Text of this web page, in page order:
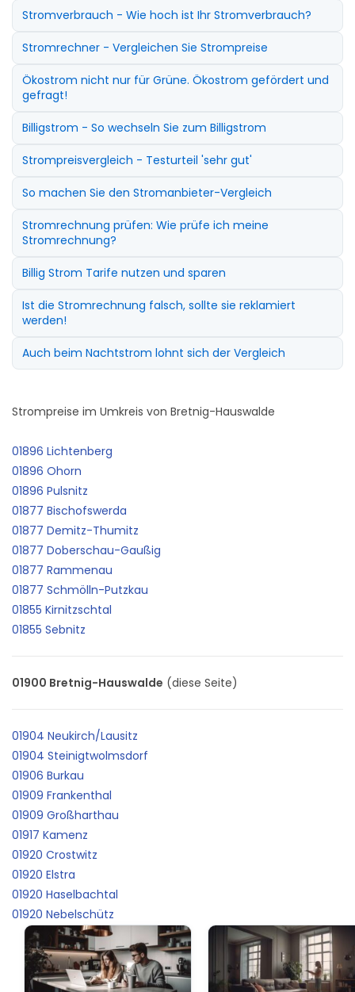
Stromverbrauch - Wie hoch ist Ihr Stromverbrauch?
Stromrechner - Vergleichen Sie Strompreise
Ökostrom nicht nur für Grüne. Ökostrom gefördert und
gefragt!
Billigstrom - So wechseln Sie zum Billigstrom
Strompreisvergleich - Testurteil 'sehr gut'
So machen Sie den Stromanbieter-Vergleich
Stromrechnung prüfen: Wie prüfe ich meine
Stromrechnung?
Billig Strom Tarife nutzen und sparen
Ist die Stromrechnung falsch, sollte sie reklamiert
werden!
Auch beim Nachtstrom lohnt sich der Vergleich
Strompreise im Umkreis von Bretnig-Hauswalde
01896 Lichtenberg
01896 Ohorn
01896 Pulsnitz
01877 Bischofswerda
01877 Demitz-Thumitz
01877 Doberschau-Gaußig
01877 Rammenau
01877 Schmölln-Putzkau
01855 Kirnitzschtal
01855 Sebnitz
01900 Bretnig-Hauswalde (diese Seite)
01904 Neukirch/Lausitz
01904 Steinigtwolmsdorf
01906 Burkau
01909 Frankenthal
01909 Großharthau
01917 Kamenz
01920 Crostwitz
01920 Elstra
01920 Haselbachtal
01920 Nebelschütz